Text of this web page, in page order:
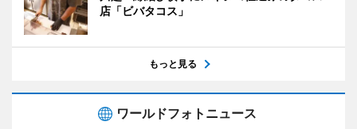
店「ビバタコス」
もっと見る
ワールドフォトニュース